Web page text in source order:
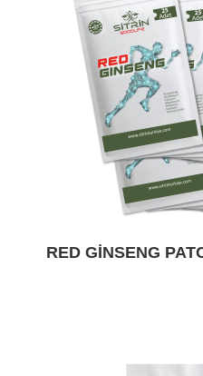
RED GINSENG